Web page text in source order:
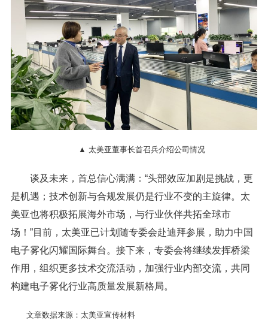
▲ 太美亚董事长首召兵介绍公司情况
谈及未来，首总信心满满：“头部效应加剧是挑战，更
是机遇；技术创新与合规发展仍是行业不变的主旋律。太
美亚也将积极拓展海外市场，与行业伙伴共拓全球市
场！”目前，太美亚已计划随专委会赴迪拜参展，助力中国
电子雾化闪耀国际舞台。接下来，专委会将继续发挥桥梁
作用，组织更多技术交流活动，加强行业内部交流，共同
构建电子雾化行业高质量发展新格局。
文章数据来源：太美亚宣传材料